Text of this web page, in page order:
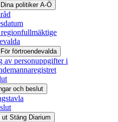
Dina politiker A-Ö
För förtroendevalda
av personuppgifter i
och beslut
ut Stäng Diarium